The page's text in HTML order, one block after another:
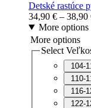
Detské rastúce
34,90 € – 38,90
More options
More options
Select
104-
110-
116-
122-